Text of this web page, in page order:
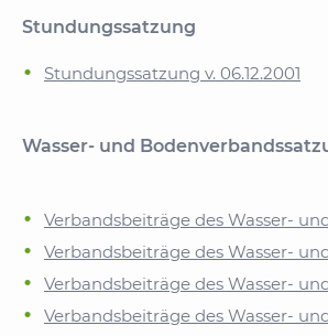
Stundungssatzung
Stundungssatzung v. 06.12.2001
Wasser- und
Verbandsbeiträge des Wasser-
Verbandsbeiträge des Wasser-
Verbandsbeiträge des Wasser-
Verbandsbeiträge des Wasser-